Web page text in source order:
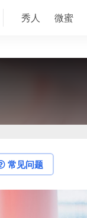
秀人 微蜜
常见问题